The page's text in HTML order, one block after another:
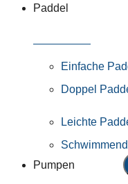
Paddel
Einfache
Doppel
Leichte
Pumpen